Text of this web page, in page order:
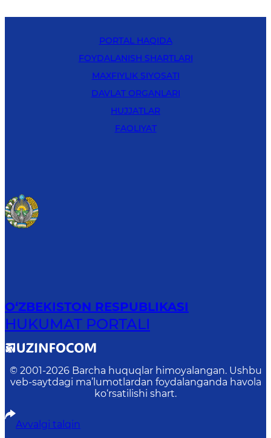
PORTAL HAQIDA
FOYDALANISH SHARTLARI
MAXFIYLIK SIYOSATI
DAVLAT ORGANLARI
HUJJATLAR
FAOLIYAT
O‘ZBEKISTON RESPUBLIKASI
HUKUMAT PORTALI
© 2001-2026 Barcha huquqlar himoyalangan. Ushbu
veb-saytdagi ma’lumotlardan foydalanganda havola
ko‘rsatilishi shart.
Avvalgi talqin